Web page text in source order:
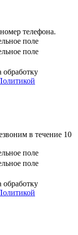
телефона.
поле
поле
обработку
в течение 10
поле
поле
обработку